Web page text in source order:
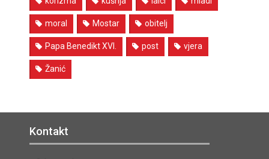
moral Mostar obitelj
Papa Benedikt XVI. post vjera
Žanić
Kontakt